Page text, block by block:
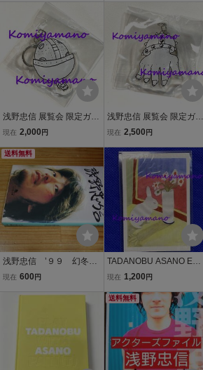
浅野忠信 展覧会 限定ガチ
ャ アクリルキーホルダー
on FREAK 新品・未開封
宇宙船？
現在 2,000 円
浅野忠信 展覧会 限定ガチ
ャ アクリルキーホルダー
on FREAK 新品・未開封
手
現在 2,500 円
送料無料
浅野忠信 ’９９ 幻冬舎
文庫 写真集
現在 600 円
TADANOBU ASANO EXH
IBITION FREAK 浅野忠信
HOGUN エミー賞 助演男
優賞ノミネート うさぎ
現在 1,200 円
送料無料